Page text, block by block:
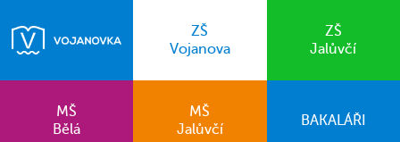
ZŠ
Vojanova
ZŠ
Jalůvčí
MŠ
Bělá
MŠ
Jalůvčí
BAKALÁŘI